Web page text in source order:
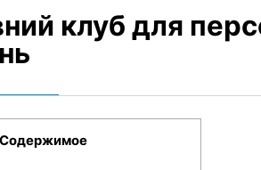
клуб для
Содержимое